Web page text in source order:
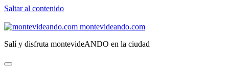
Saltar al contenido
montevideando.com
Salí y disfruta montevideANDO en la ciudad